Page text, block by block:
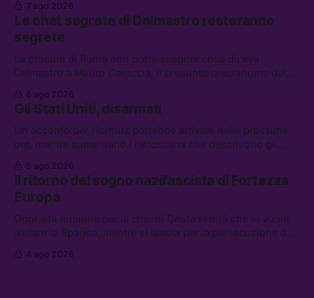
lavoro, Schlein prova a mettere in sicurezza la coalizione, e
che cos’è lo “Spiralismo,” la religione degli agenti IA
7 ago 2026
Le chat segrete di Delmastro resteranno
segrete
La procura di Roma non potrà scoprire cosa diceva
Delmastro a Mauro Caroccia, il presunto prestanome del
attacchi in Libano, il governo chiederà 36 miliardi di
flessibilità in armi e energia, e Grokipedia è già stata
abbandonata
6 ago 2026
Gli Stati Uniti, disarmati
Un accordo per Hormuz potrebbe arrivare nelle prossime
ore, mentre aumentano i retroscena che descrivono gli
chi aspetta i dispersi di Ceuta, il boom dei carburanti
diluiti, e quanti attivisti anti data center sono stati arrestati
5 ago 2026
Il ritorno del sogno nazifascista di Fortezza
Europa
Oggi alla riunione per la crisi di Ceuta si dirà che si vuole
aiutare la Spagna, mentre si lavora per la persecuzione dei
spontanei a Gaza, un giovane di 19 anni è morto sotto il
4 ago 2026